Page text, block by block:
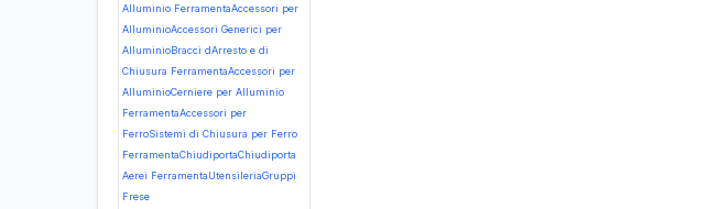
Alluminio FerramentaAccessori per
AlluminioAccessori Generici per
AlluminioBracci dArresto e di
Chiusura FerramentaAccessori per
AlluminioCerniere per Alluminio
FerramentaAccessori per
FerroSistemi di Chiusura per Ferro
FerramentaChiudiportaChiudiporta
Aerei FerramentaUtensileriaGruppi
Frese